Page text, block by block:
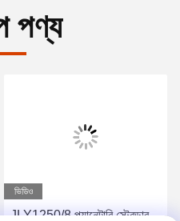
পণ্য
ভিডিও
JLY1250/8 প্ল্যানেটারি স্ট্রেন্ডার